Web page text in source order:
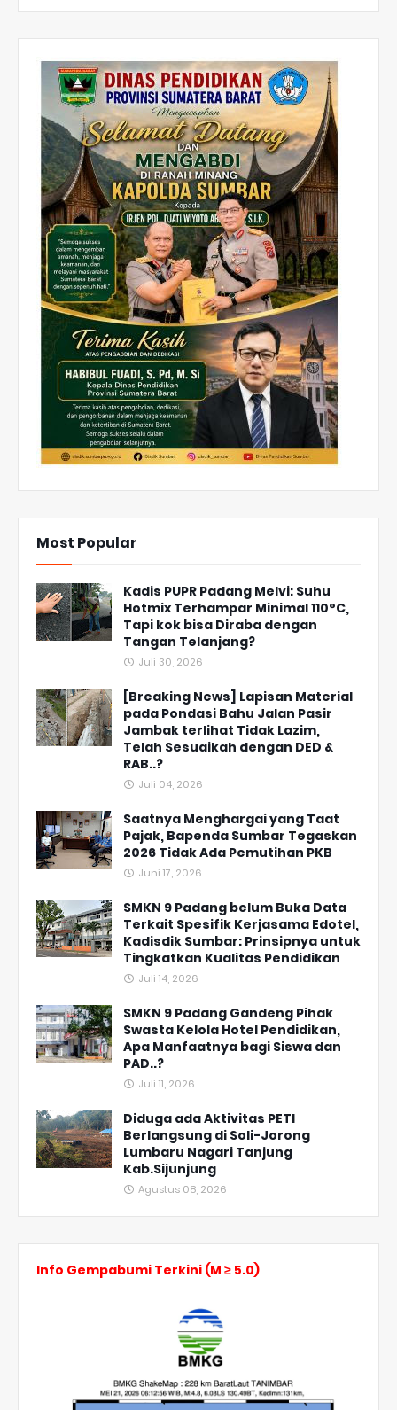
Most Popular
Kadis PUPR Padang Melvi: Suhu
Hotmix Terhampar Minimal 110°C,
Tapi kok bisa Diraba dengan
Tangan Telanjang?
Juli 30, 2026
[Breaking News] Lapisan Material
pada Pondasi Bahu Jalan Pasir
Jambak terlihat Tidak Lazim,
Telah Sesuaikah dengan DED &
RAB..?
Juli 04, 2026
Saatnya Menghargai yang Taat
Pajak, Bapenda Sumbar Tegaskan
2026 Tidak Ada Pemutihan PKB
Juni 17, 2026
SMKN 9 Padang belum Buka Data
Terkait Spesifik Kerjasama Edotel,
Kadisdik Sumbar: Prinsipnya untuk
Tingkatkan Kualitas Pendidikan
Juli 14, 2026
SMKN 9 Padang Gandeng Pihak
Swasta Kelola Hotel Pendidikan,
Apa Manfaatnya bagi Siswa dan
PAD..?
Juli 11, 2026
Diduga ada Aktivitas PETI
Berlangsung di Soli-Jorong
Lumbaru Nagari Tanjung
Kab.Sijunjung
Agustus 08, 2026
Info Gempabumi Terkini (M ≥ 5.0)